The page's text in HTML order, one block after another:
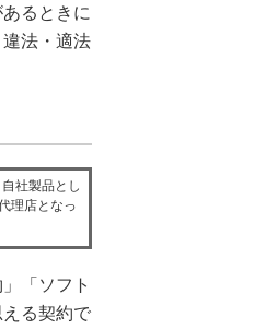
るときに
法・適法
社製品とし
理店となっ
「ソフト
る契約で